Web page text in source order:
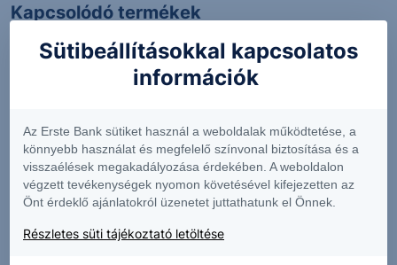
Kapcsolódó termékek
2.08 -2.12% 183.76 -1.21%
GTE GTLS
Sütibeállításokkal kapcsolatos
információk
Az Erste Bank sütiket használ a weboldalak működtetése, a
könnyebb használat és megfelelő színvonal biztosítása és a
visszaélések megakadályozása érdekében. A weboldalon
végzett tevékenységek nyomon követésével kifejezetten az
Önt érdeklő ajánlatokról üzenetet juttathatunk el Önnek.
Részletes süti tájékoztató letöltése